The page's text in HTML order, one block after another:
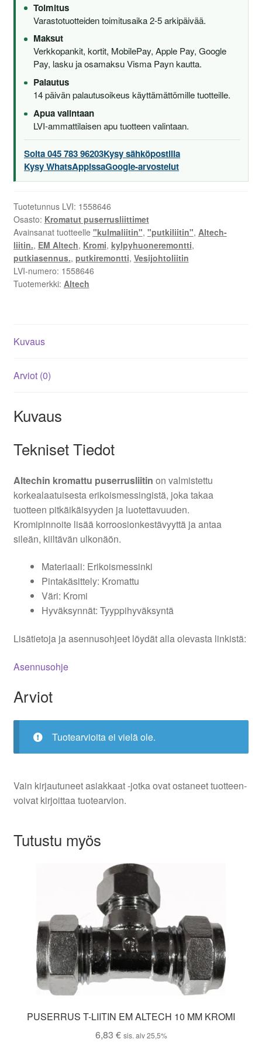
Toimitus
Varastotuotteiden toimitusaika 2-5 arkipäivää.
Maksut
Verkkopankit, kortit, MobilePay, Apple Pay, Google
Pay, lasku ja osamaksu Visma Payn kautta.
Palautus
14 päivän palautusoikeus käyttämättömille tuotteille.
Apua valintaan
LVI-ammattilaisen apu tuotteen valintaan.
Soita 045 783 96203Kysy sähköpostilla
Kysy WhatsAppissaGoogle-arvostelut
Tuotetunnus LVI: 1558646
Osasto: Kromatut puserrusliittimet
Avainsanat tuotteelle "kulmaliitin", "putkiliitin", Altech-
liitin., EM Altech, Kromi, kylpyhuoneremontti,
putkiasennus., putkiremontti, Vesijohtoliitin
LVI-numero: 1558646
Tuotemerkki: Altech
Kuvaus
Arviot (0)
Kuvaus
Tekniset Tiedot
Altechin kromattu puserrusliitin on valmistettu
korkealaatuisesta erikoismessingistä, joka takaa
tuotteen pitkäikäisyyden ja luotettavuuden.
Kromipinnoite lisää korroosionkestävyyttä ja antaa
sileän, kiiltävän ulkonäön.
Materiaali: Erikoismessinki
Pintakäsittely: Kromattu
Väri: Kromi
Hyväksynnät: Tyyppihyväksyntä
Lisätietoja ja asennusohjeet löydät alla olevasta linkistä:
Asennusohje
Arviot
Tuotearvioita ei vielä ole.
Vain kirjautuneet asiakkaat -jotka ovat ostaneet tuotteen-
voivat kirjoittaa tuotearvion.
Tutustu myös
PUSERRUS T-LIITIN EM ALTECH 10 MM KROMI
6,83 € sis. alv 25,5%